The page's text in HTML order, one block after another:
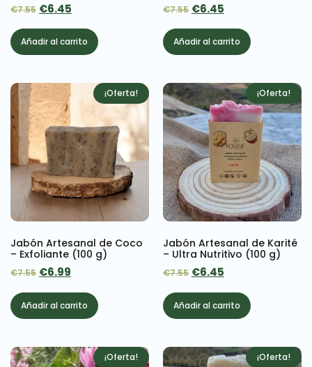
€7.55 €6.45
Añadir al carrito
€7.55 €6.45
Añadir al carrito
¡Oferta!
Jabón Artesanal de Coco
– Exfoliante (100 g)
€7.55 €6.99
Añadir al carrito
¡Oferta!
Jabón Artesanal de Karité
– Ultra Nutritivo (100 g)
€7.55 €6.45
Añadir al carrito
¡Oferta! ¡Oferta!